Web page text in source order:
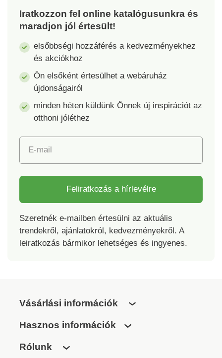
a vékony és törékeny
körmöket. Erősíti és
Ideális a hosszú
körmökhöz. Értékes
Könnyen használható.
készült. Kérjük, vegye
figyelembe, hogy
lehetősége.
Iratkozzon fel online katalógusunkra és
maradjon jól értesült!
elsőbbségi hozzáférés a kedvezményekhez
és akciókhoz
Ön elsőként értesülhet a webáruház
újdonságairól
minden héten küldünk Önnek új inspirációt az
otthoni jóléthez
E-mail
Feliratkozás a hírlevélre
Szeretnék e-mailben értesülni az aktuális
trendekről, ajánlatokról, kedvezményekről. A
leiratkozás bármikor lehetséges és ingyenes.
Vásárlási információk
Hasznos információk
Rólunk